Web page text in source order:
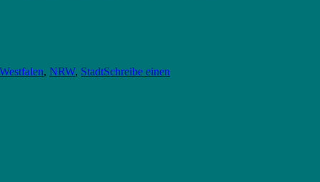
, NRW, StadtSchreibe einen